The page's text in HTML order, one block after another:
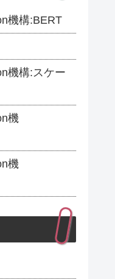
機構:BERT
機構:スケー
機
機